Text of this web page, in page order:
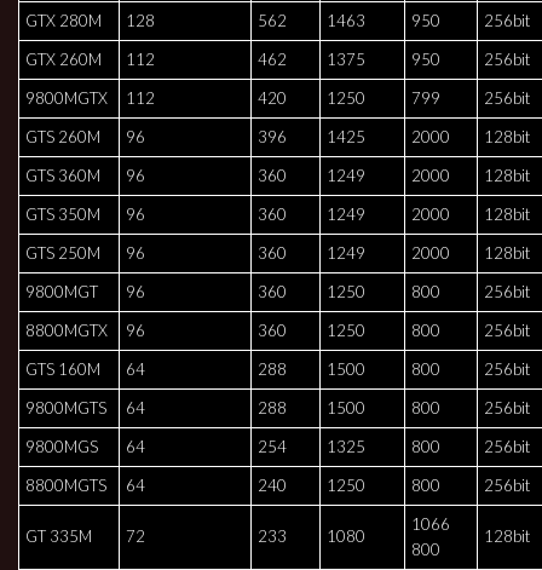
GTX 280M
128 562 1463 950
256bit
GTX 260M
112 462 1375 950
256bit
9800MGTX
112 420 1250 799
256bit
GTS 260M
96 396 1425 2000
128bit
GTS 360M
96 360 1249 2000
128bit
GTS 350M
96 360 1249 2000
128bit
GTS 250M
96 360 1249 2000
128bit
9800MGT
96 360 1250 800
256bit
8800MGTX
96 360 1250 800
256bit
GTS 160M
64 288 1500 800
256bit
9800MGTS
64 288 1500 800
256bit
9800MGS
64 254 1325 800
256bit
8800MGTS
64 240 1250 800 256bit
GT 335M 72 233 1080
1066
800
128bit